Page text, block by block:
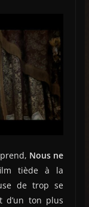
Nous ne
tiède à la
de trop se
d’un ton plus